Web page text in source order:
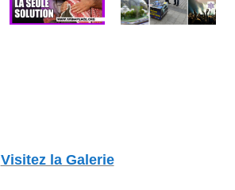
Visitez la Galerie